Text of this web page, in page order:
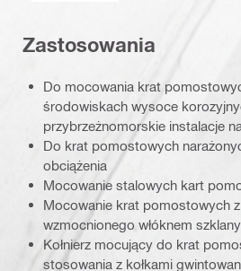
Zastosowania
Do mocowania krat
środowiskach wysoce
przybrzeżnomorskie instalacje
Do krat pomostowych
obciążenia
Mocowanie stalowych kart
Mocowanie krat pomostowych
wzmocnionego włóknem
Kołnierz mocujący do krat
stosowania z kołkami